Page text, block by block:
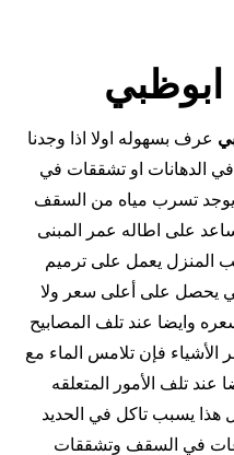
عرف بسهوله اولا اذا وجدنا
الدهانات او تشققات في
يوجد تسرب مياه من السقف
على اطاله عمر المبنى
المنزل يعمل على ترميم
كي يحصل على أعلى سعر ولا
وايضا عند تلف المصابيح
الأشياء فإن تلامس الماء مع
عند تلف الأمور المتعلقه
يسبب تاكل في الحديد
في السقف وتشققات